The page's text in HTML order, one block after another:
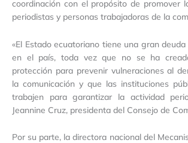
coordinación con el propósito de promover
periodistas y personas trabajadoras de la
«El Estado ecuatoriano tiene una gran
en el país, toda vez que no se ha
protección para prevenir vulneraciones al
la comunicación y que las instituciones
trabajen para garantizar la actividad
Jeannine Cruz, presidenta del Consejo de
Por su parte, la directora nacional del